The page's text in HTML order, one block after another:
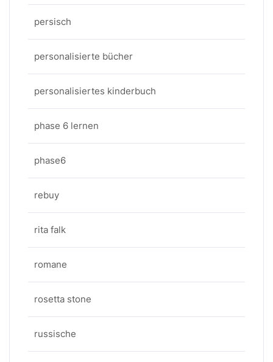
persisch
personalisierte bücher
personalisiertes kinderbuch
phase 6 lernen
phase6
rebuy
rita falk
romane
rosetta stone
russische